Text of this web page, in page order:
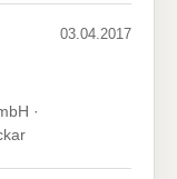
03.04.2017
·